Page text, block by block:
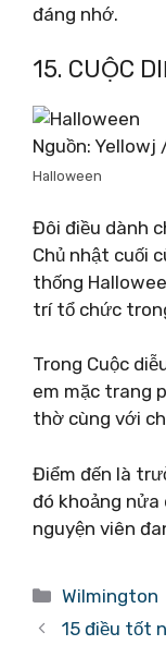
đáng nhớ.
15. CUỘC
Nguồn: Yellowj
Halloween
Đôi điều dành
Chủ nhật cuối
thống
trí tổ chức
Trong Cuộc
em mặc trang
thờ cùng với
Điểm đến là
đó khoảng
nguyện viên
Danh
mục
Wilmington
15 điều tốt